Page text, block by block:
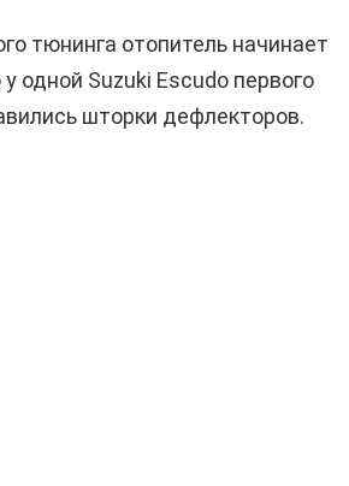
тюнинга отопитель начинает
одной Suzuki Escudo первого
шторки дефлекторов.